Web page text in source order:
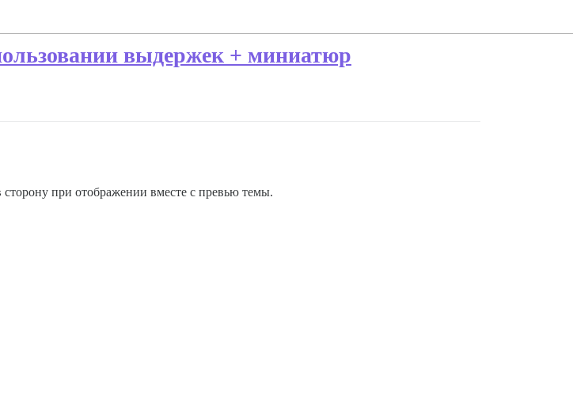
выдержек + миниатюр
при отображении вместе с превью темы.